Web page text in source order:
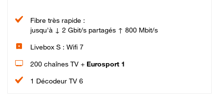
Fibre très rapide :
jusqu'à ↓ 2 Gbit/s partagés ↑ 800 Mbit/s
Livebox S : Wifi 7
200 chaînes TV + Eurosport 1
1 Décodeur TV 6